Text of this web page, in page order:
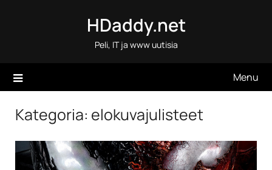
HDaddy.net
Peli, IT ja www uutisia
Menu
Kategoria: elokuvajulisteet